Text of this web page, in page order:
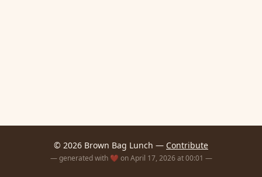
© 2026 Brown Bag Lunch — Contribute
— generated with ❤️ on April 17, 2026 at 00:01 —